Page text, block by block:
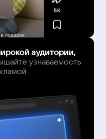
аудитории,
узнаваемость